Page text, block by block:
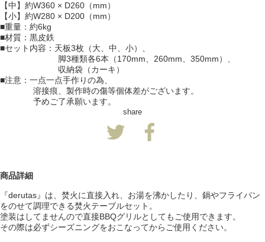
【中】約W360 × D260（mm）
【小】約W280 × D200（mm）
■重量：約6kg
■材質：黒皮鉄
■セット内容：天板3枚（大、中、小）、
脚3種類各6本（170mm、260mm、350mm）、
収納袋（カーキ）
■注意：一点一点手作りの為、
溶接痕、製作時の傷等個体差がございます。
予めご了承願います。
share
商品詳細
『derutas』は、焚火に直接入れ、お湯を沸かしたり、鍋やフライパン
をのせて調理できる焚火テーブルセット。
塗装はしてませんので直接BBQグリルとしてもご使用できます。
その際は必ずシーズニングをおこなってからご使用ください。